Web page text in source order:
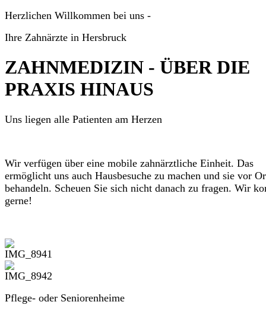
Herzlichen Willkommen bei uns -
Ihre Zahnärzte in Hersbruck
ZAHNMEDIZIN - ÜBER DIE
PRAXIS HINAUS
Uns liegen alle Patienten am Herzen
Wir verfügen über eine mobile zahnärztliche Einheit. Das
ermöglicht uns auch Hausbesuche zu machen und sie vor
behandeln. Scheuen Sie sich nicht danach zu fragen. Wir
gerne!
Pflege- oder Seniorenheime